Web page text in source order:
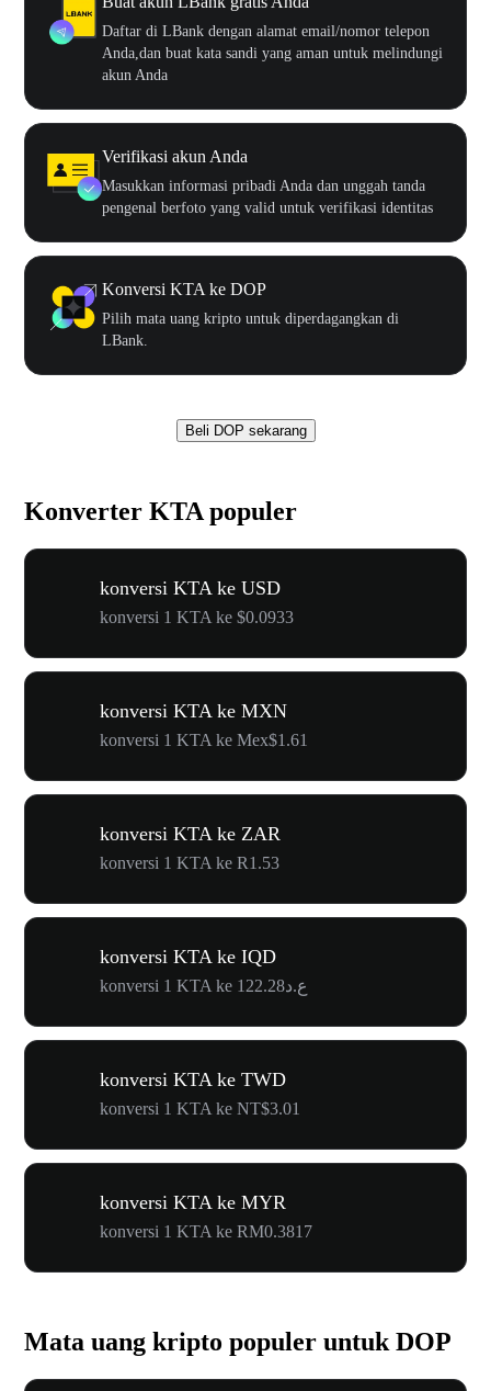
Daftar di LBank dengan alamat email/nomor telepon
Anda,dan buat kata sandi yang aman untuk melindungi
akun Anda
Verifikasi akun Anda
Masukkan informasi pribadi Anda dan unggah tanda
pengenal berfoto yang valid untuk verifikasi identitas
Konversi KTA ke DOP
Pilih mata uang kripto untuk diperdagangkan di
LBank.
Beli DOP sekarang
Konverter KTA populer
konversi KTA ke USD
konversi 1 KTA ke $0.0933
konversi KTA ke MXN
konversi 1 KTA ke Mex$1.61
konversi KTA ke ZAR
konversi 1 KTA ke R1.53
konversi KTA ke IQD
konversi 1 KTA ke ع.د122.28
konversi KTA ke TWD
konversi 1 KTA ke NT$3.01
konversi KTA ke MYR
konversi 1 KTA ke RM0.3817
Mata uang kripto populer untuk DOP